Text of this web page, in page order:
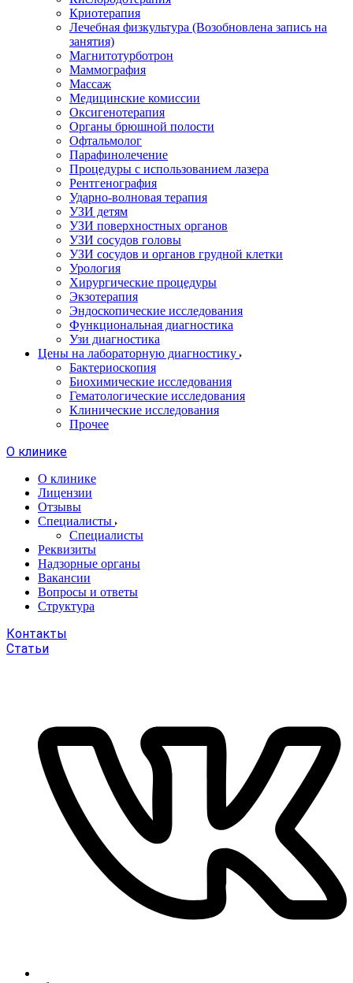
Криотерапия
Лечебная физкультура (Возобновлена запись на
занятия)
Магнитотурботрон
Маммография
Массаж
Медицинские комиссии
Оксигенотерапия
Органы брюшной полости
Офтальмолог
Парафинолечение
Процедуры с использованием лазера
Рентгенография
Ударно-волновая терапия
УЗИ детям
УЗИ поверхностных органов
УЗИ сосудов головы
УЗИ сосудов и органов грудной клетки
Урология
Хирургические процедуры
Экзотерапия
Эндоскопические исследования
Функциональная диагностика
Узи диагностика
Цены на лабораторную диагностику
Бактериоскопия
Биохимические исследования
Гематологические исследования
Клинические исследования
Прочее
О клинике
О клинике
Лицензии
Отзывы
Специалисты
Специалисты
Реквизиты
Надзорные органы
Вакансии
Вопросы и ответы
Структура
Контакты
Статьи